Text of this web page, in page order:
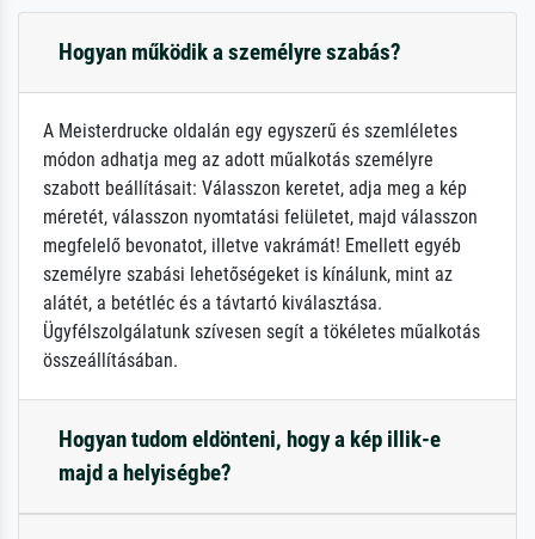
Hogyan működik a személyre szabás?
A Meisterdrucke oldalán egy egyszerű és szemléletes
módon adhatja meg az adott műalkotás személyre
szabott beállításait: Válasszon keretet, adja meg a kép
méretét, válasszon nyomtatási felületet, majd válasszon
megfelelő bevonatot, illetve vakrámát! Emellett egyéb
személyre szabási lehetőségeket is kínálunk, mint az
alátét, a betétléc és a távtartó kiválasztása.
Ügyfélszolgálatunk szívesen segít a tökéletes műalkotás
összeállításában.
Hogyan tudom eldönteni, hogy a kép illik-e
majd a helyiségbe?